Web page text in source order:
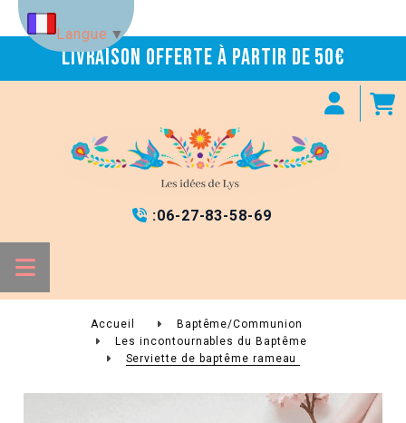
Livraison offerte à partir de 50€
 :06-27-83-58-69
Accueil
Baptême/Communion
Les incontournables du Baptême
Serviette de baptême rameau
Langue ▼